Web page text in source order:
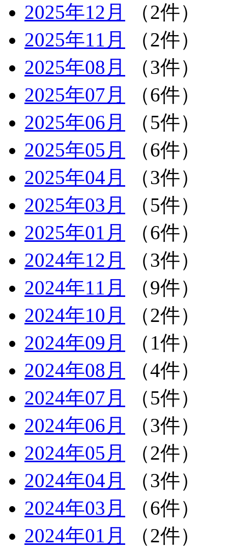
2025年12月
（2件）
2025年11月
（2件）
2025年08月
（3件）
2025年07月
（6件）
2025年06月
（5件）
2025年05月
（6件）
2025年04月
（3件）
2025年03月
（5件）
2025年01月
（6件）
2024年12月
（3件）
2024年11月
（9件）
2024年10月
（2件）
2024年09月
（1件）
2024年08月
（4件）
2024年07月
（5件）
2024年06月
（3件）
2024年05月
（2件）
2024年04月
（3件）
2024年03月
（6件）
2024年01月
（2件）